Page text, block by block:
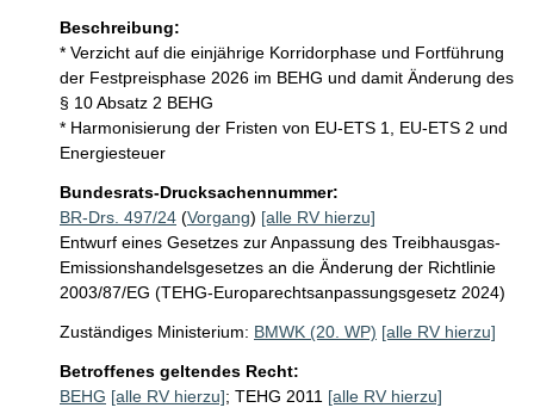
Beschreibung:
* Verzicht auf die einjährige Korridorphase und Fortführung
der Festpreisphase 2026 im BEHG und damit Änderung des
§ 10 Absatz 2 BEHG
* Harmonisierung der Fristen von EU-ETS 1, EU-ETS 2 und
Bundesrats-Drucksachennummer:
BR-Drs. 497/24 (Vorgang) [alle RV hierzu]
Entwurf eines Gesetzes zur Anpassung des Treibhausgas-
Emissionshandelsgesetzes an die Änderung der Richtlinie
2003/87/EG (TEHG-Europarechtsanpassungsgesetz 2024)
Zuständiges Ministerium: BMWK (20. WP) [alle RV hierzu]
Betroffenes geltendes Recht:
BEHG [alle RV hierzu]; TEHG 2011 [alle RV hierzu]